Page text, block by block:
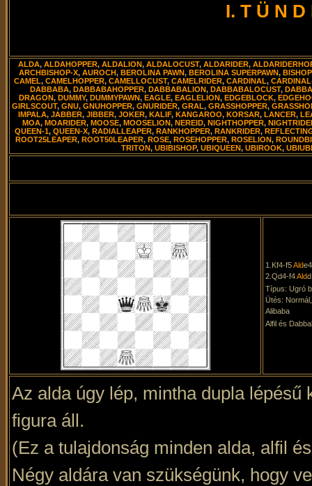
I. T Ü N
ALDA, ALDAHOPPER, ALDALION, ALDALOCUST, ALDARIDER,
ARCHBISHOP-X, AUROCH, BEROLINA PAWN, BEROLINA SUPERPAWN,
CAMEL, CAMELHOPPER, CAMELLOCUST, CAMELRIDER, CARDINAL,
DABBABA, DABBABAHOPPER, DABBABALION, DABBABALOCUST,
DRAGON, DUMMY, DUMMYPAWN, EAGLE, EAGLELION, EDGEBLOCK,
GIRLSCOUT, GNU, GNUHOPPER, GNURIDER, GRAL, GRASSHOPPER,
IMPALA, JABBER, JIBBER, JOKER, KALIF, KANGAROO, KORSAR, LANCER,
MOA, MOARIDER, MOOSE, MOOSELION, NEREID, NIGHTHOPPER,
QUEEN-1, QUEEN-X, RADIALLEAPER, RANKHOPPER, RANKRIDER,
ROOT25LEAPER, ROOT50LEAPER, ROSE, ROSEHOPPER, ROSELION,
TRITON, UBIBISHOP, UBIQUEEN, UBIROOK, UBIUBI
1.Kf4-f5Ald
2.Qd4-f4Ald
Típus: Ugró
Ütés:
Alibaba
Alfil és
Az alda úgy lép, mintha dupla
figura áll.
(Ez a tulajdonság minden alda, alfil
Négy aldára van szükségünk, hogy